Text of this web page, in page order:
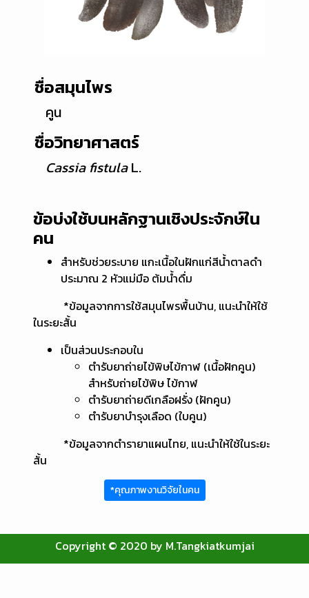
ชื่อสมุนไพร
คูน
ชื่อวิทยาศาสตร์
Cassia fistulaL.
ข้อบ่งใช้บนหลักฐานเชิงประจักษ์ใน
คน
สำหรับช่วยระบาย แกะเนื้อในฝักแก่สีน้ำตาลดำ
ประมาณ 2 หัวแม่มือ ต้มน้ำดื่ม
*ข้อมูลจากการใช้สมุนไพรพื้นบ้าน, แนะนำให้ใช้
ในระยะสั้น
เป็นส่วนประกอบใน
ตำรับยาถ่ายไข้พิษไข้กาฬ (เนื้อฝักคูน)
สำหรับถ่ายไข้พิษ ไข้กาฬ
ตำรับยาถ่ายดีเกลือฝรั่ง (ฝักคูน)
ตำรับยาบำรุงเลือด (ใบคูน)
*ข้อมูลจากตำรายาแผนไทย, แนะนำให้ใช้ในระยะ
สั้น
*คุณภาพงานวิจัยในคน
Copyright © 2020 by M.Tangkiatkumjai